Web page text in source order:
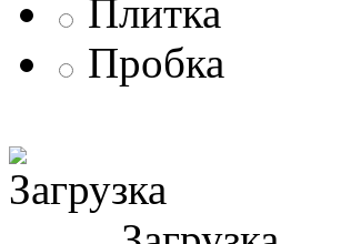
Плитка
Пробка